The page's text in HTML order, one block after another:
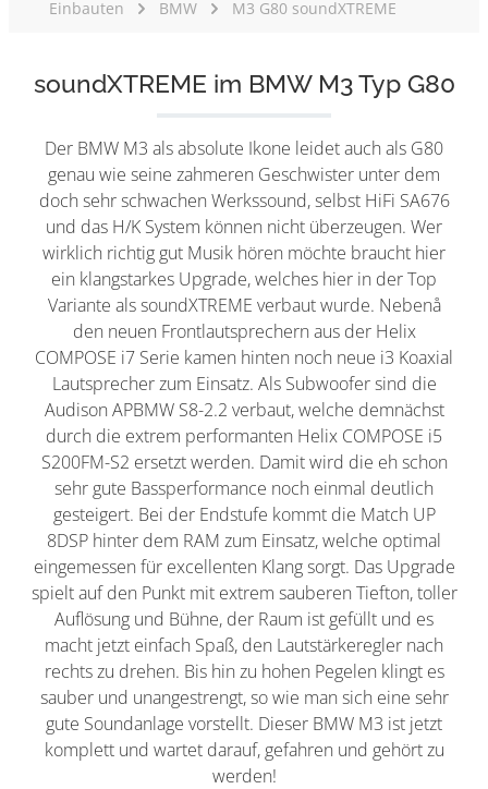
Einbauten BMW M3 G80 soundXTREME
soundXTREME im BMW M3 Typ G80
Der BMW M3 als absolute Ikone leidet auch als G80
genau wie seine zahmeren Geschwister unter dem
doch sehr schwachen Werkssound, selbst HiFi SA676
und das H/K System können nicht überzeugen. Wer
wirklich richtig gut Musik hören möchte braucht hier
ein klangstarkes Upgrade, welches hier in der Top
Variante als soundXTREME verbaut wurde. Nebenå
den neuen Frontlautsprechern aus der Helix
COMPOSE i7 Serie kamen hinten noch neue i3 Koaxial
Lautsprecher zum Einsatz. Als Subwoofer sind die
Audison APBMW S8-2.2 verbaut, welche demnächst
durch die extrem performanten Helix COMPOSE i5
S200FM-S2 ersetzt werden. Damit wird die eh schon
sehr gute Bassperformance noch einmal deutlich
gesteigert. Bei der Endstufe kommt die Match UP
8DSP hinter dem RAM zum Einsatz, welche optimal
eingemessen für excellenten Klang sorgt. Das Upgrade
spielt auf den Punkt mit extrem sauberen Tiefton, toller
Auflösung und Bühne, der Raum ist gefüllt und es
macht jetzt einfach Spaß, den Lautstärkeregler nach
rechts zu drehen. Bis hin zu hohen Pegelen klingt es
sauber und unangestrengt, so wie man sich eine sehr
gute Soundanlage vorstellt. Dieser BMW M3 ist jetzt
komplett und wartet darauf, gefahren und gehört zu
werden!